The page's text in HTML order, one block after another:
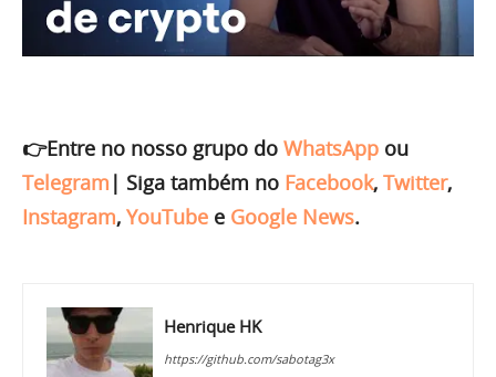
👉Entre no nosso grupo do WhatsApp ou
Telegram | Siga também no Facebook, Twitter,
Instagram, YouTube e Google News.
Henrique HK
https://github.com/sabotag3x